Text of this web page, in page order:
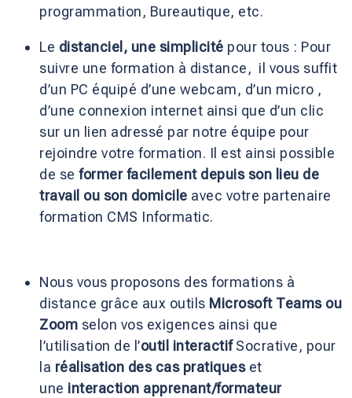
programmation, Bureautique, etc.
Le distanciel, une simplicité pour tous : Pour
suivre une formation à distance, il vous suffit
d’un PC équipé d’une webcam, d’un micro ,
d’une connexion internet ainsi que d’un clic
sur un lien adressé par notre équipe pour
rejoindre votre formation. Il est ainsi possible
de se former facilement depuis son lieu de
travail ou son domicile avec votre partenaire
formation CMS Informatic.
Nous vous proposons des formations à
distance grâce aux outils Microsoft Teams ou
Zoom selon vos exigences ainsi que
l’utilisation de l’outil interactifSocrative, pour
la réalisation des cas pratiques et
une interaction apprenant/formateur